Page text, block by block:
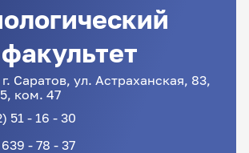
факультет
Саратов, ул. Астраханская, 83,
ком. 47
51 - 16 - 30
- 78 - 37